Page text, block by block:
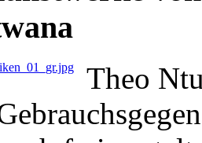
Theo